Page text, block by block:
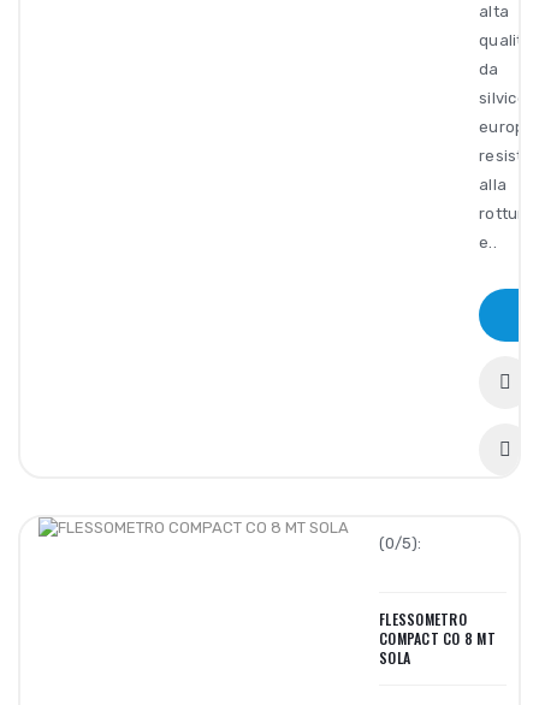
alta
qualità
da
alla
rottura
e..
(0/5):
FLESSOMETRO
COMPACT CO 8 MT
SOLA